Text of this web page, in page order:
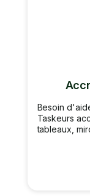
Besoin
Taskeurs
tableaux,